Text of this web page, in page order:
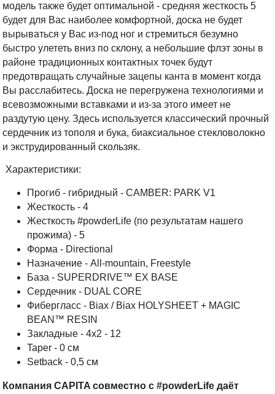
модель также будет оптимальной - средняя жесткость 5
будет для Вас наиболее комфортной, доска не будет
вырываться у Вас из-под ног и стремиться безумно
быстро улететь вниз по склону, а небольшие флэт зоны в
районе традиционных контактных точек будут
предотвращать случайные зацепы канта в момент когда
Вы расслабитесь. Доска не перегружена технологиями и
всевозможными вставками и из-за этого имеет не
раздутую цену. Здесь используется классический прочный
сердечник из тополя и бука, биаксиальное стекловолокно
и экструдированный скользяк.
Характеристики:
Прогиб - гибридный - CAMBER: PARK V1
Жесткость - 4
Жесткость #powderLife (по результатам нашего
прожима) - 5
Форма - Directional
Назначение - All-mountain, Freestyle
База - SUPERDRIVE™ EX BASE
Cердечник - DUAL CORE
Фибергласс - Biax / Biax HOLYSHEET + MAGIC
BEAN™ RESIN
Закладные - 4х2 - 12
Taper - 0 см
Setback - 0,5 см
Компания CAPITA совместно с #powderLife даёт